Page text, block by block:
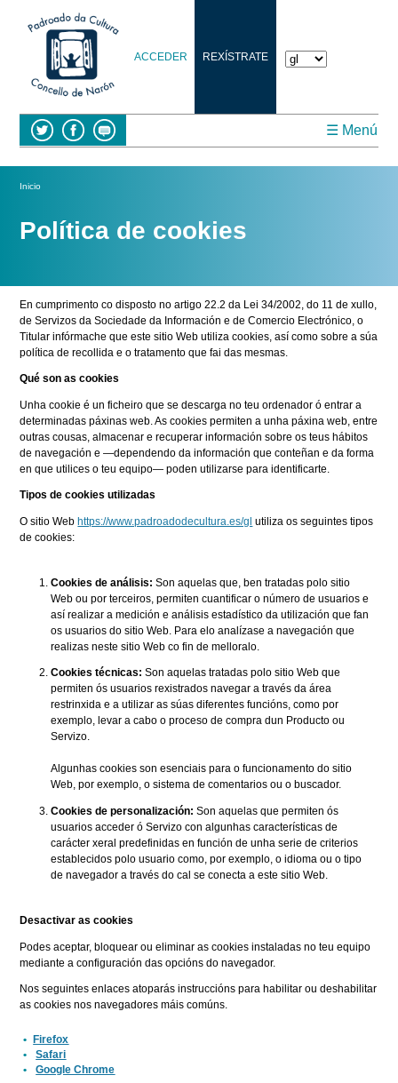
ACCEDER REXÍSTRATE
☰ Menú
Vostede está aquí
Inicio
Política de cookies
En cumprimento co disposto no artigo 22.2 da Lei 34/2002, do 11 de xullo,
de Servizos da Sociedade da Información e de Comercio Electrónico, o
Titular infórmache que este sitio Web utiliza cookies, así como sobre a súa
política de recollida e o tratamento que fai das mesmas.
Qué son as cookies
Unha cookie é un ficheiro que se descarga no teu ordenador ó entrar a
determinadas páxinas web. As cookies permiten a unha páxina web, entre
outras cousas, almacenar e recuperar información sobre os teus hábitos
de navegación e —dependendo da información que conteñan e da forma
en que utilices o teu equipo— poden utilizarse para identificarte.
Tipos de cookies utilizadas
O sitio Web https://www.padroadodecultura.es/gl utiliza os seguintes tipos
de cookies:
Cookies de análisis: Son aquelas que, ben tratadas polo sitio
Web ou por terceiros, permiten cuantificar o número de usuarios e
así realizar a medición e análisis estadístico da utilización que fan
os usuarios do sitio Web. Para elo analízase a navegación que
realizas neste sitio Web co fin de melloralo.
Cookies técnicas: Son aquelas tratadas polo sitio Web que
permiten ós usuarios rexistrados navegar a través da área
restrinxida e a utilizar as súas diferentes funcións, como por
exemplo, levar a cabo o proceso de compra dun Producto ou
Servizo.
Algunhas cookies son esenciais para o funcionamento do sitio
Web, por exemplo, o sistema de comentarios ou o buscador.
Cookies de personalización: Son aquelas que permiten ós
usuarios acceder ó Servizo con algunhas características de
carácter xeral predefinidas en función de unha serie de criterios
establecidos polo usuario como, por exemplo, o idioma ou o tipo
de navegador a través do cal se conecta a este sitio Web.
Desactivar as cookies
Podes aceptar, bloquear ou eliminar as cookies instaladas no teu equipo
mediante a configuración das opcións do navegador.
Nos seguintes enlaces atoparás instruccións para habilitar ou deshabilitar
as cookies nos navegadores máis comúns.
Firefox
Safari
Google Chrome